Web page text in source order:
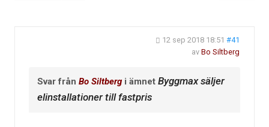
12 sep 2018 18:51 #41
av Bo Siltberg
Svar från Bo Siltberg i ämnet Byggmax säljer
elinstallationer till fastpris